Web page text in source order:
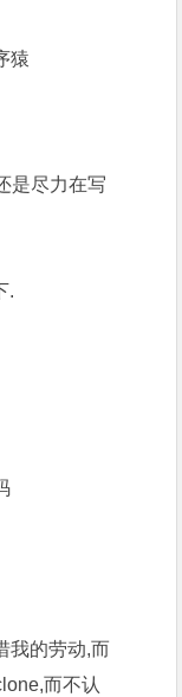
猿
是尽力在写
.
我的劳动,而
而不认